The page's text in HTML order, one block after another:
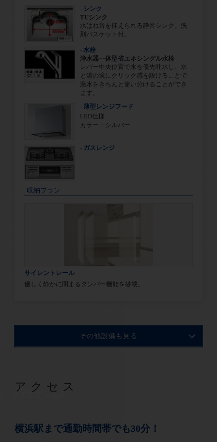
- シンク
TUシンク
水はね音を抑えられる静音シンク。洗
剤バスケット付。
- 水栓
浄水器一体型省エネシングル水栓
レバー中央位置で水を優先吐水し、水
と湯の境にクリック感を設けることで
湯水をきちんと使い分けることができ
ます。
- 薄型レンジフード
LED仕様
カラー：シルバー
- ガスレンジ
収納プラン
サイレントレール
優しく静かに閉まるダンパー機能を搭載。
その他設備も見る
アクセス
横浜駅まで通勤時間帯でも30分！